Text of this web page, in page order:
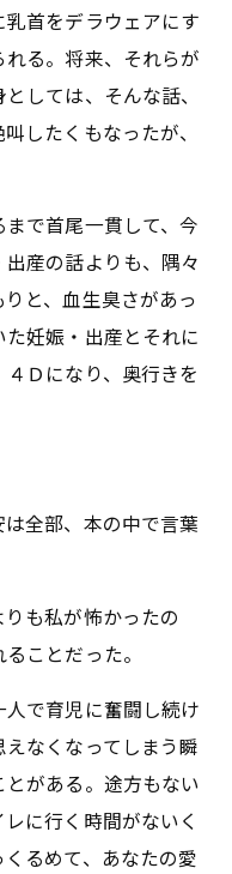
首をデラウェアにす
る。将来、それらが
しては、そんな話、
したくもなったが、
で首尾一貫して、今
産の話よりも、隅々
と、血生臭さがあっ
妊娠・出産とそれに
Ｄになり、奥行きを
全部、本の中で言葉
も私が怖かったの
ことだった。
で育児に奮闘し続け
なくなってしまう瞬
がある。途方もない
に行く時間がないく
るめて、あなたの愛